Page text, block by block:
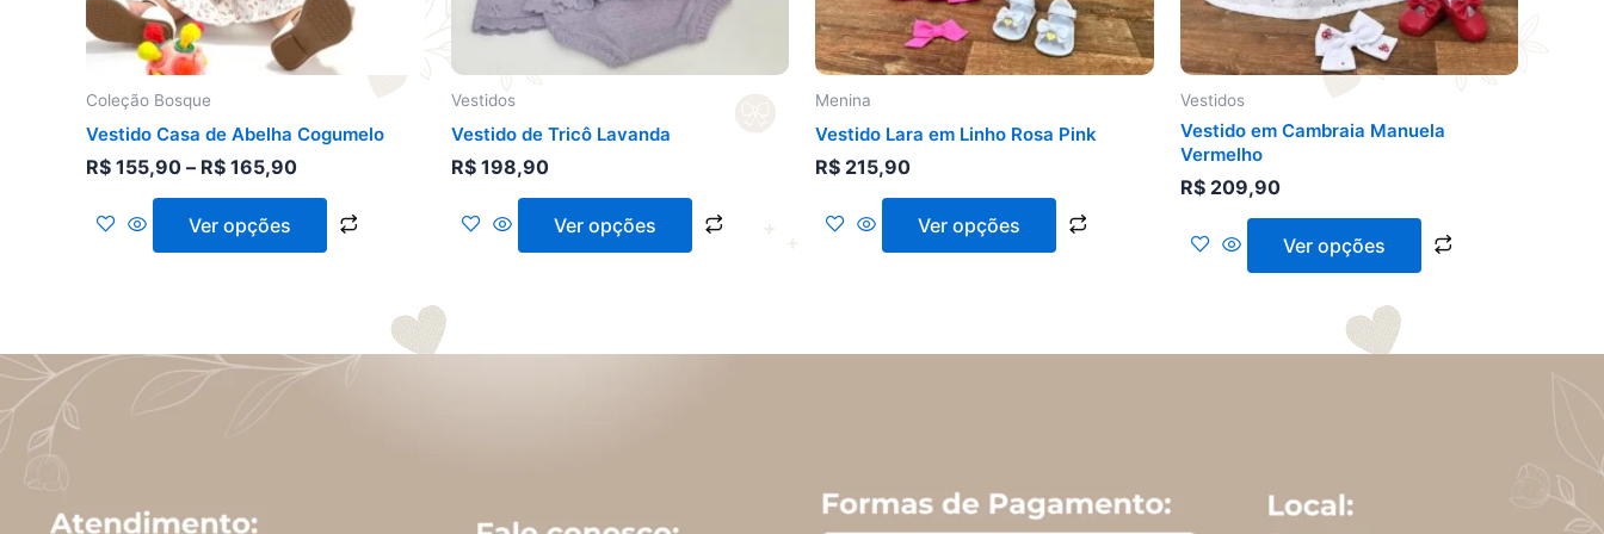
Coleção Bosque
Vestido Casa de Abelha Cogumelo
R$ 155,90 – R$ 165,90
Ver opções
do
produto
Vestidos
Vestido de Tricô Lavanda
R$198,90
Ver opções
escolhidas
página
Menina
Vestido Lara em Linho Rosa Pink
R$ 215,90
Ver opções
escolhidas
na
página
Vestidos
Vestido em Cambraia Manuela
Vermelho
R$209,90
Ver opções
escolhidas
na
página